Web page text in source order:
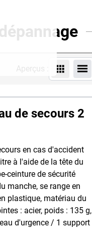
Aperçus :
de secours 2
en cas d'accident
à l'aide de la tête du
ceinture de sécurité
manche, se range en
plastique, matériau du
: acier, poids : 135 g,
d'urgence / 1 support